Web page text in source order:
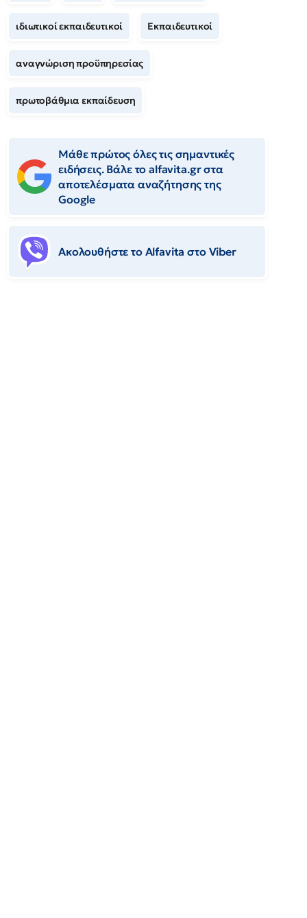
ιδιωτικοί εκπαιδευτικοί Εκπαιδευτικοί
αναγνώριση προϋπηρεσίας
πρωτοβάθμια εκπαίδευση
Μάθε πρώτος όλες τις σημαντικές
ειδήσεις. Βάλε το alfavita.gr στα
αποτελέσματα αναζήτησης της
Google
Ακολουθήστε το Αlfavita στο Viber